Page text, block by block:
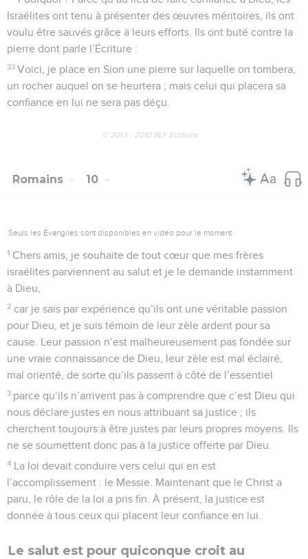
Israélites ont tenu à présenter des œuvres méritoires, ils ont
voulu être sauvés grâce à leurs efforts. Ils ont buté contre la
pierre dont parle l’Écriture :
33 Voici, je place en Sion une pierre sur laquelle on tombera,
un rocher auquel on se heurtera ; mais celui qui placera sa
confiance en lui ne sera pas déçu.
© 2013 - 2010 BLF Editions
Romains 10
Seuls les Évangiles sont disponibles en vidéo pour le moment.
1 Chers amis, je souhaite de tout cœur que mes frères
israélites parviennent au salut et je le demande instamment
à Dieu,
2 car je sais par expérience qu’ils ont une véritable passion
pour Dieu, et je suis témoin de leur zèle ardent pour sa
cause. Leur passion n’est malheureusement pas fondée sur
une vraie connaissance de Dieu, leur zèle est mal éclairé,
mal orienté, de sorte qu’ils passent à côté de l’essentiel
3 parce qu’ils n’arrivent pas à comprendre que c’est Dieu qui
nous déclare justes en nous attribuant sa justice ; ils
cherchent toujours à être justes par leurs propres moyens. Ils
ne se soumettent donc pas à la justice offerte par Dieu.
4 La loi devait conduire vers celui qui en est
l’accomplissement : le Messie. Maintenant que le Christ a
paru, le rôle de la loi a pris fin. À présent, la justice est
donnée à tous ceux qui placent leur confiance en lui.
Le salut est pour quiconque croit au